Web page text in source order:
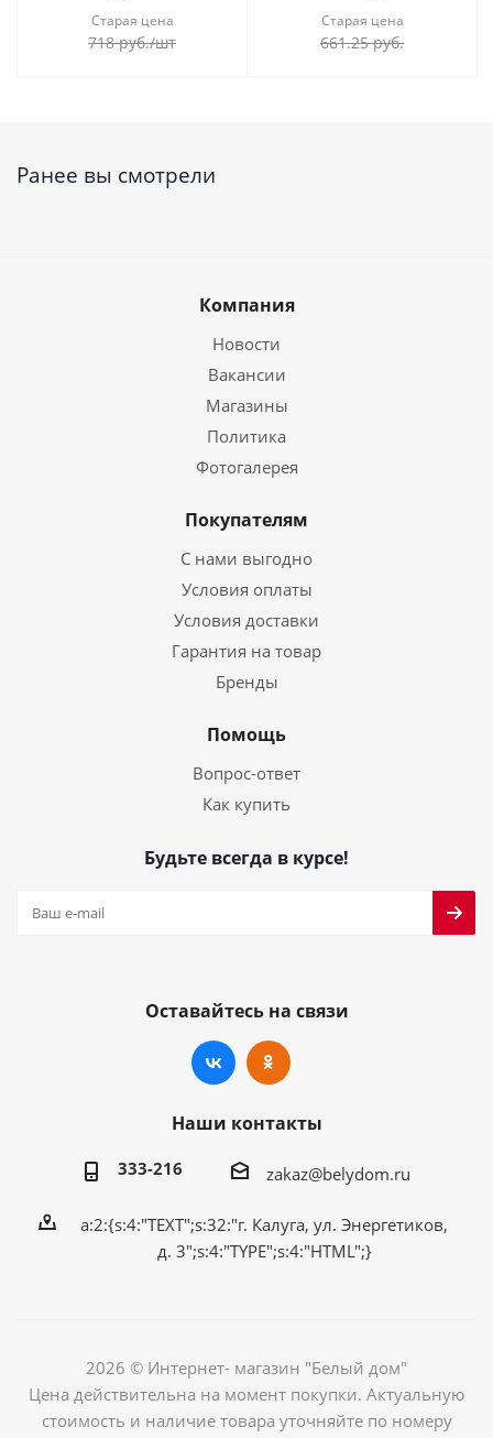
Старая цена
718руб./шт
Старая цена
661.25руб.
Ранее вы смотрели
Компания
Новости
Вакансии
Магазины
Политика
Фотогалерея
Покупателям
С нами выгодно
Условия оплаты
Условия доставки
Гарантия на товар
Бренды
Помощь
Вопрос-ответ
Как купить
Будьте всегда в курсе!
Оставайтесь на связи
Наши контакты
333-216 zakaz@belydom.ru
a:2:{s:4:"TEXT";s:32:"г. Калуга, ул. Энергетиков,
д. 3";s:4:"TYPE";s:4:"HTML";}
2026 © Интернет- магазин "Белый дом"
Цена действительна на момент покупки. Актуальную
стоимость и наличие товара уточняйте по номеру